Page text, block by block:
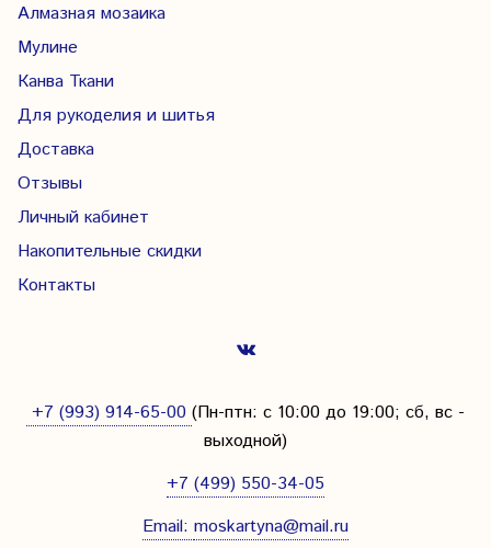
Алмазная мозаика
Мулине
Канва Ткани
Для рукоделия и шитья
Доставка
Отзывы
Личный кабинет
Накопительные скидки
Контакты
+7 (993) 914-65-00 (Пн-птн: с 10:00 до 19:00; сб, вс -
выходной)
+7 (499) 550-34-05
Email: moskartyna@mail.ru